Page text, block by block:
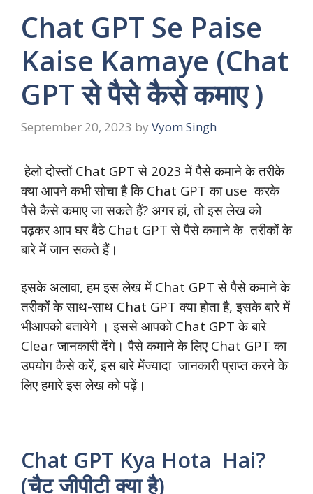
Chat GPT Se Paise
Kaise Kamaye (Chat
GPT से पैसे कैसे कमाए )
September 20, 2023 by Vyom Singh
हेलो दोस्तों Chat GPT से 2023 में पैसे कमाने के तरीके
क्या आपने कभी सोचा है कि Chat GPT का use करके
पैसे कैसे कमाए जा सकते हैं? अगर हां, तो इस लेख को
पढ़कर आप घर बैठे Chat GPT से पैसे कमाने के तरीकों के
बारे में जान सकते हैं।
इसके अलावा, हम इस लेख में Chat GPT से पैसे कमाने के
तरीकों के साथ-साथ Chat GPT क्या होता है, इसके बारे में
भीआपको बतायेगे । इससे आपको Chat GPT के बारे
Clear जानकारी देंगे। पैसे कमाने के लिए Chat GPT का
उपयोग कैसे करें, इस बारे मेंज्यादा जानकारी प्राप्त करने के
लिए हमारे इस लेख को पढ़ें।
Chat GPT Kya Hota Hai?
(चैट जीपीटी क्या है)